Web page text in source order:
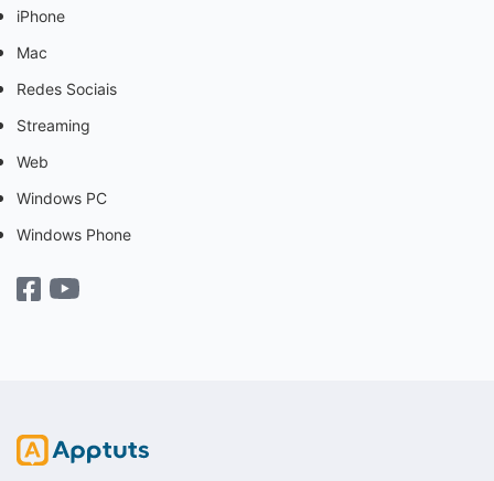
iPhone
Mac
Redes Sociais
Streaming
Web
Windows PC
Windows Phone